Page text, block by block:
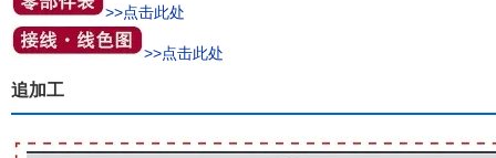
>>点击此处
>>点击此处
追加工